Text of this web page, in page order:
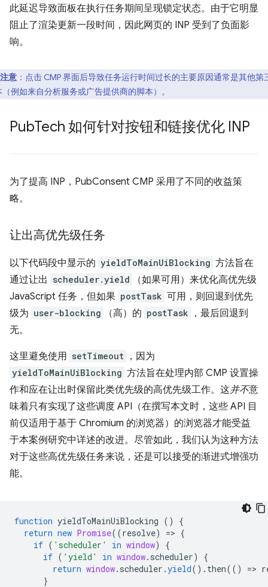
此延迟导致面板在执行任务期间呈现锁定状态。由于它明显
阻止了渲染更新一段时间，因此网页的 INP 受到了负面影
响。
注意 ：点击 CMP 界面后导致任务运行时间过长的主要原因通常是其他第
例如来自分析服务或广告提供商的脚本）。
PubTech 如何针对按钮和链接优化 INP
为了提高 INP，PubConsent CMP 采用了不同的收益策
略。
让出高优先级任务
以下代码段中显示的 yieldToMainUiBlocking 方法旨在
通过让出 scheduler.yield
（如果可用）来优化高优先级
JavaScript 任务，但如果 postTask 可用，则回退到优先
级为 user-blocking （高）的 postTask
，最后回退到
无。
这里避免使用 setTimeout ，因为
yieldToMainUiBlocking 方法旨在处理内部 CMP 设置操
作和应在让出时保留此类优先级的高优先级工作。这并不意
味着只有实现了这些调度 API（在撰写本文时，这些 API 目
前仅适用于基于 Chromium 的浏览器）的浏览器才能受益
于本案例研究中详述的改进。尽管如此，我们认为这种方法
对于这些高优先级任务来说，还是可以接受的渐进式增强功
能。
function yieldToMainUiBlocking ()
{
return new Promise((resolve) => {
if ( 'scheduler' in window)
{
if ( 'yield' in window. scheduler)
{
return window. scheduler .yield(). then(() =>
}